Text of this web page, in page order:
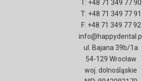
T: +48 71 349 77 90
T: +48 71 349 77 91
F: +48 71 349 77 92
info@happydental.pl
ul. Bajana 39b/1a
54-129 Wrocław
woj. dolnośląskie